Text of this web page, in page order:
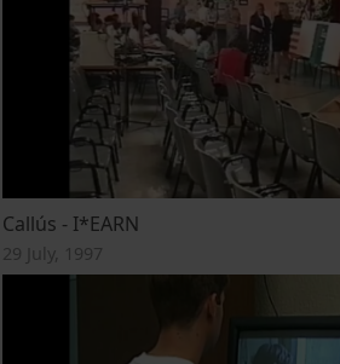
Callús - I*EARN
29 July, 1997